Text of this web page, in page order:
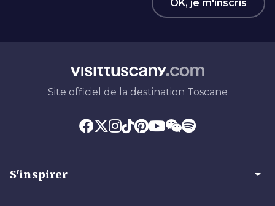
OK, je m'inscris
Site officiel de la destination Toscane
S'inspirer arrow_drop_down